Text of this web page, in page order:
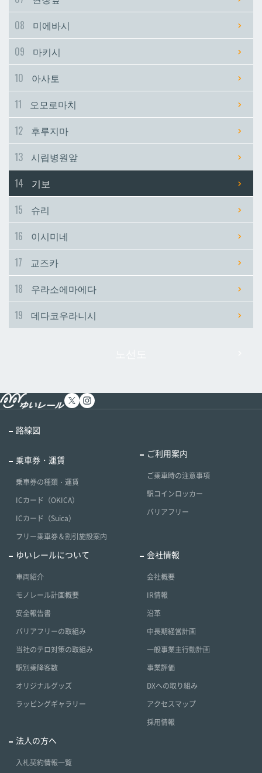
시립병원앞
이시미네
데다코우라니시
시립병원앞
이시미네
데다코우라니시
08
미에바시
09
마키시
10
아사토
11
오모로마치
12
후루지마
13
시립병원앞
14
기보
15
슈리
16
이시미네
17
교즈카
18
우라소에마에다
19
데다코우라니시
路線図
乗車券・運賃
乗車券の種類・運賃
ICカード（OKICA）
ICカード（Suica）
フリー乗車券＆割引施設案内
ご利用案内
ご乗車時の注意事項
駅コインロッカー
バリアフリー
ゆいレールについて
車両紹介
モノレール計画概要
安全報告書
バリアフリーの取組み
当社のテロ対策の取組み
駅別乗降客数
オリジナルグッズ
ラッピングギャラリー
会社情報
会社概要
IR情報
沿革
中長期経営計画
一般事業主行動計画
事業評価
DXへの取り組み
アクセスマップ
採用情報
法人の方へ
入札契約情報一覧